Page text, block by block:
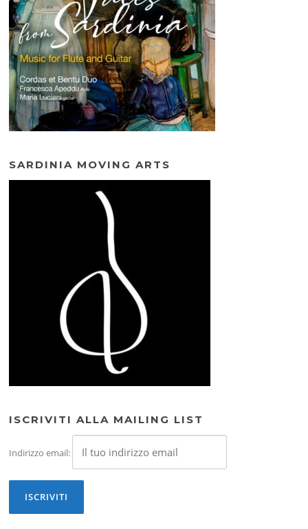
SARDINIA MOVING ARTS
ISCRIVITI ALLA MAILING LIST
Indirizzo email: